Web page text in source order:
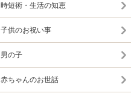
時短術・生活の知恵
子供のお祝い事
男の子
赤ちゃんのお世話